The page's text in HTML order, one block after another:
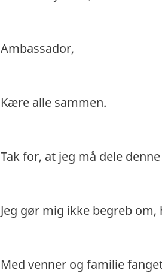
Ambassador,
Kære alle sammen.
Tak for, at jeg må dele
Jeg gør mig ikke begreb
Med venner og familie